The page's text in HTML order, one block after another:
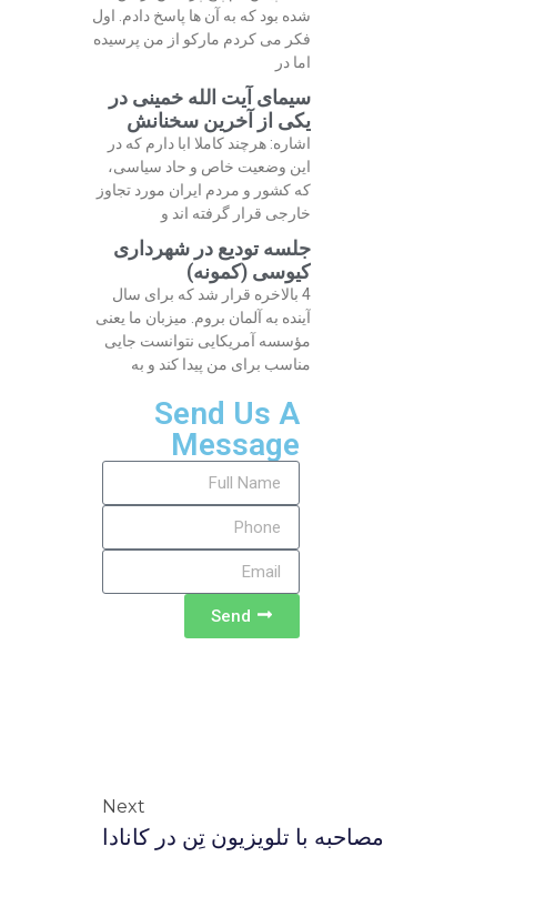
شده بود که به آن ها پاسخ دادم. اول
فکر می کردم مارکو از من پرسیده
اما در
سیمای آیت الله خمینی در
یکی از آخرین سخنانش
اشاره: هرچند کاملا ابا دارم که در
این وضعیت خاص و حاد سیاسی،
که کشور و مردم ایران مورد تجاوز
خارجی قرار گرفته اند و
جلسه تودیع در شهرداری
کیوسی (کمونه)
4 بالاخره قرار شد که برای سال
آینده به آلمان بروم. میزبان ما یعنی
مؤسسه آمریکایی نتوانست جایی
مناسب برای من پیدا کند و به
Send Us A
Message
Send
Next
مصاحبه با تلويزيون تِن در كانادا